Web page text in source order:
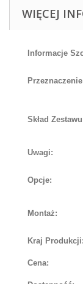
WIĘCEJ
Informacje
Skład
Uwagi:
Opcje:
Montaż:
Kraj Produkcji:
Cena: